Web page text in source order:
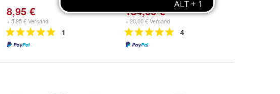
8,95 €
+ 5,95 € Versand
1
184,00 €
+ 20,00 € Versand
4